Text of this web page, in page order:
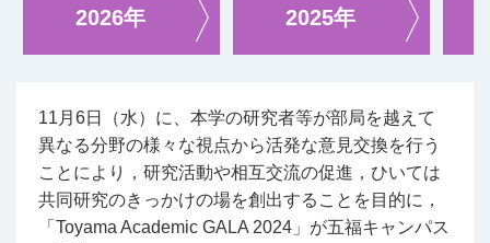
2026年 2025年
11月6日（水）に、本学の研究者等が部局を越えて
異なる分野の様々な視点から活発な意見交換を行う
ことにより，研究活動や相互交流の促進，ひいては
共同研究のきっかけの場を創出することを目的に，
「Toyama Academic GALA 2024」が五福キャンパス